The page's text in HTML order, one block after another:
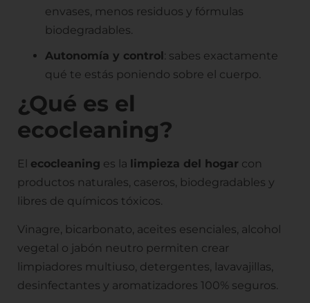
envases, menos residuos y fórmulas
biodegradables.
Autonomía y control: sabes exactamente
qué te estás poniendo sobre el cuerpo.
¿Qué es el
ecocleaning?
El ecocleaning es la limpieza del hogar con
productos naturales, caseros, biodegradables y
libres de químicos tóxicos.
Vinagre, bicarbonato, aceites esenciales, alcohol
vegetal o jabón neutro permiten crear
limpiadores multiuso, detergentes, lavavajillas,
desinfectantes y aromatizadores 100% seguros.